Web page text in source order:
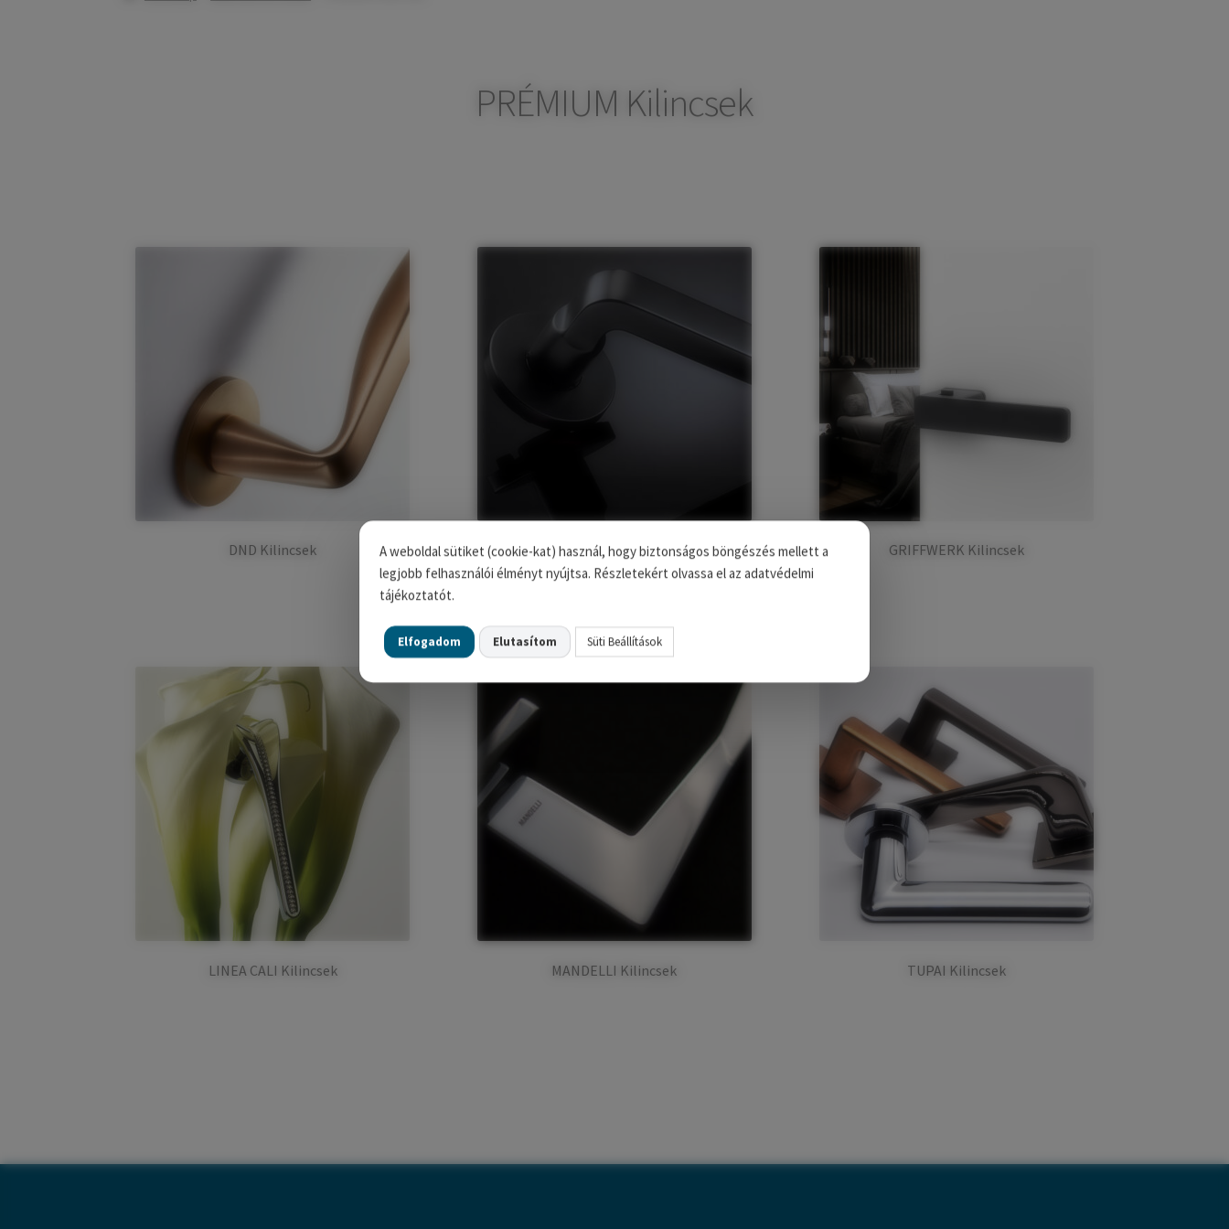
PRÉMIUM Kilincsek
DND Kilincsek FSB Kilincsek GRIFFWERK Kilincsek
LINEA CALI Kilincsek MANDELLI Kilincsek TUPAI Kilincsek
A weboldal sütiket (cookie-kat) használ, hogy biztonságos böngészés mellett a
legjobb felhasználói élményt nyújtsa. Részletekért olvassa el az adatvédelmi
tájékoztatót.
Elfogadom Elutasítom Süti Beállítások